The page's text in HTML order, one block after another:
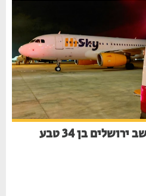
טרגדיה בקפריסין: תושב ירושלים בן 34 טבע